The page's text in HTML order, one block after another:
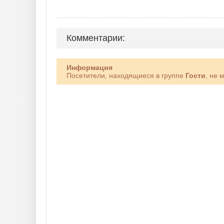
Комментарии:
Информация
Посетители, находящиеся в группе Гости , не